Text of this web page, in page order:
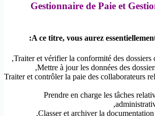
Gestionnaire de Paie et
A ce titre, vous aurez
-Traiter et contrôler la paie des collaborateurs
-Prendre en charge les tâches